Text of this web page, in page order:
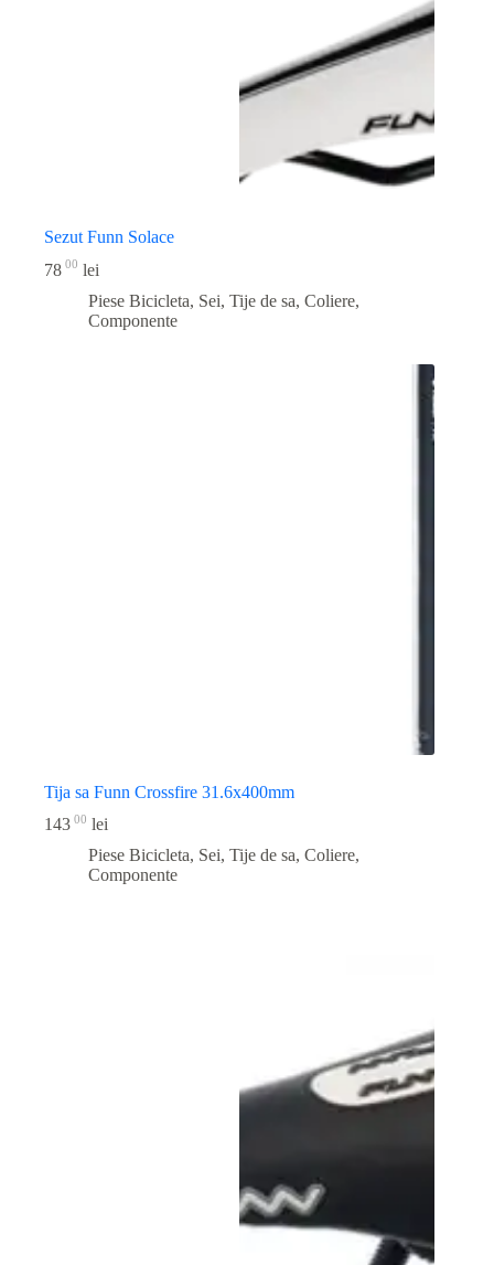
Sezut Funn Solace
78 00 lei
Piese Bicicleta, Sei, Tije de sa, Coliere,
Componente
Tija sa Funn Crossfire 31.6x400mm
143 00 lei
Piese Bicicleta, Sei, Tije de sa, Coliere,
Componente